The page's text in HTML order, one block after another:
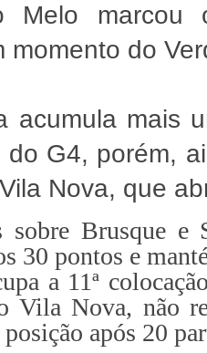
Melo
momento do
acumula mais
do G4, porém,
Nova, que
sobre Brusque e
30 pontos e
a 11ª
Vila Nova, não
posição após 20